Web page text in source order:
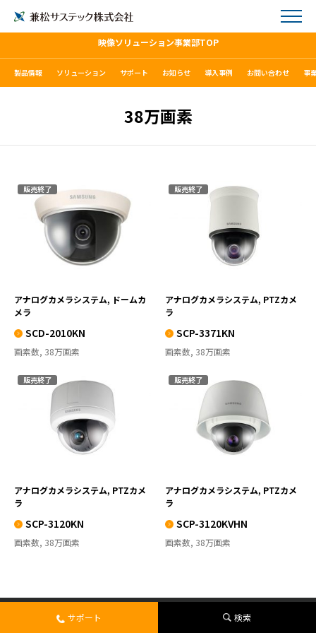
映像ソリューション事業部TOP
製品情報 ソリューション サポート お知らせ 導入事例 お問い合わせ 事
38万画素
販売終了
SCD-2010KN
VIEW MORE
アナログカメラシステム, ドームカ
メラ
SCD-2010KN
画素数, 38万画素
販売終了
SCP-3371KN
VIEW MORE
アナログカメラシステム, PTZカメ
ラ
SCP-3371KN
画素数, 38万画素
販売終了
SCP-3120KN
VIEW MORE
アナログカメラシステム, PTZカメ
ラ
SCP-3120KN
画素数, 38万画素
販売終了
SCP-3120KVHN
VIEW MORE
アナログカメラシステム, PTZカメ
ラ
SCP-3120KVHN
画素数, 38万画素
サポート 検索